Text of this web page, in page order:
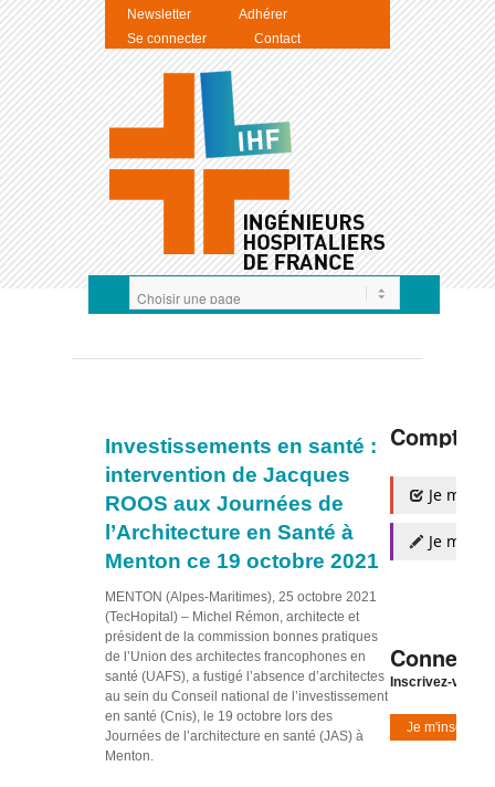
Newsletter
Adhérer
Se connecter
Contact
Investissements en santé :
intervention de Jacques
ROOS aux Journées de
l’Architecture en Santé à
Menton ce 19 octobre 2021
MENTON (Alpes-Maritimes), 25 octobre 2021
(TecHopital) – Michel Rémon, architecte et
président de la commission bonnes pratiques
de l’Union des architectes francophones en
santé (UAFS), a fustigé l’absence d’architectes
au sein du Conseil national de l’investissement
en santé (Cnis), le 19 octobre lors des
Journées de l’architecture en santé (JAS) à
Menton.
Compte
Je
Je
Inscrivez-vous
Je m'inscris